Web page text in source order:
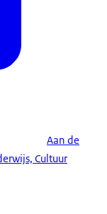
Aan de
Cultuur